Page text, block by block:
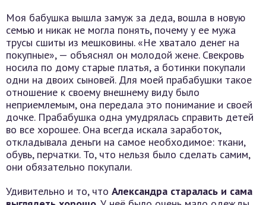
Моя бабушка вышла замуж за деда, вошла в новую
семью и никак не могла понять, почему у ее мужа
трусы сшиты из мешковины. «Не хватало денег на
покупные», — объяснял он молодой жене. Свекровь
носила по дому старые платья, а ботинки покупали
одни на двоих сыновей. Для моей прабабушки такое
отношение к своему внешнему виду было
неприемлемым, она передала это понимание и своей
дочке. Прабабушка одна умудрялась справить детей
во все хорошее. Она всегда искала заработок,
откладывала деньги на самое необходимое: ткани,
обувь, перчатки. То, что нельзя было сделать самим,
они обязательно покупали.
Удивительно и то, что Александра старалась и сама